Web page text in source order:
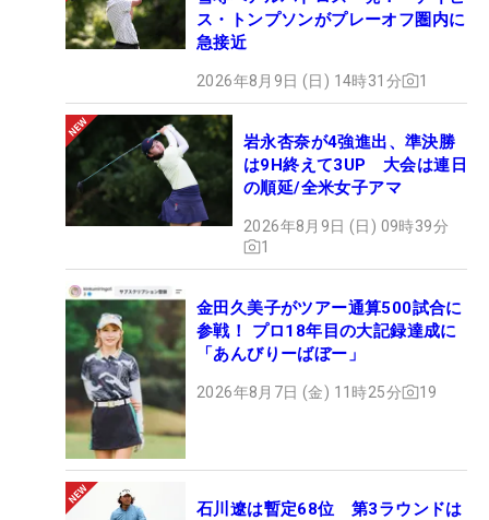
ス・トンプソンがプレーオフ圏内に
急接近
2026年8月9日 (日) 14時31分 1
岩永杏奈が4強進出、準決勝
は9H終えて3UP 大会は連日
の順延/全米女子アマ
2026年8月9日 (日) 09時39分
1
金田久美子がツアー通算500試合に
参戦！ プロ18年目の大記録達成に
「あんびりーばぼー」
2026年8月7日 (金) 11時25分 19
石川遼は暫定68位 第3ラウンドは